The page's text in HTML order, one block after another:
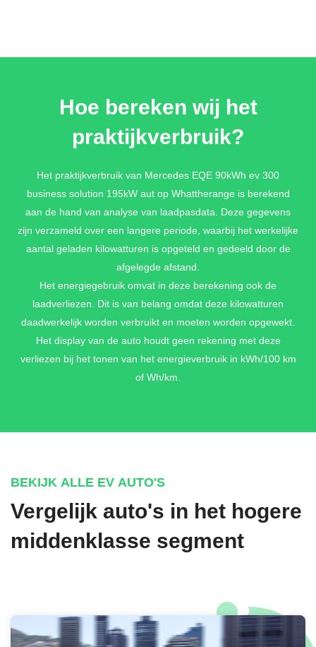
Hoe bereken wij het
praktijkverbruik?
Het praktijkverbruik van Mercedes EQE 90kWh ev 300
business solution 195kW aut op Whattherange is berekend
aan de hand van analyse van laadpasdata. Deze gegevens
zijn verzameld over een langere periode, waarbij het werkelijke
aantal geladen kilowatturen is opgeteld en gedeeld door de
afgelegde afstand.
Het energiegebruik omvat in deze berekening ook de
laadverliezen. Dit is van belang omdat deze kilowatturen
daadwerkelijk worden verbruikt en moeten worden opgewekt.
Het display van de auto houdt geen rekening met deze
verliezen bij het tonen van het energieverbruik in kWh/100 km
of Wh/km.
BEKIJK ALLE EV AUTO'S
Vergelijk auto's in het hogere
middenklasse segment